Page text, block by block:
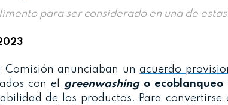
para ser considerado en una de
Comisión anunciaban unacuerdo
con el
greenwashing o ecoblanqueo
de los productos. Para convertirse